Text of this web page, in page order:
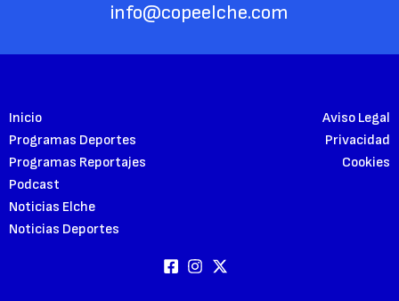
info@copeelche.com
Inicio
Programas Deportes
Programas Reportajes
Podcast
Noticias Elche
Noticias Deportes
Aviso Legal
Privacidad
Cookies